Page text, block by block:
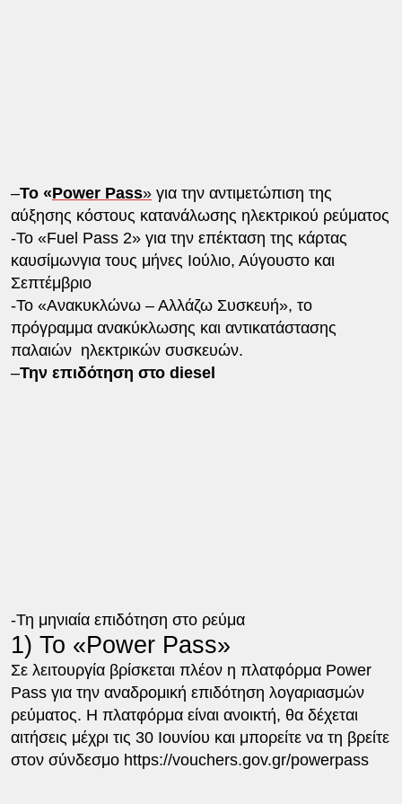
–Το «Power Pass»για την αντιμετώπιση της
αύξησης κόστους κατανάλωσης ηλεκτρικού ρεύματος
-Το «Fuel Pass 2» για την επέκταση της κάρτας
καυσίμωνγια τους μήνες Ιούλιο, Αύγουστο και
Σεπτέμβριο
-Το «Ανακυκλώνω – Αλλάζω Συσκευή», το
πρόγραμμα ανακύκλωσης και αντικατάστασης
παλαιών ηλεκτρικών συσκευών.
–Την επιδότηση στο diesel
-Τη μηνιαία επιδότηση στο ρεύμα
1) Το «Power Pass»
Σε λειτουργία βρίσκεται πλέον η πλατφόρμα Power
Pass για την αναδρομική επιδότηση λογαριασμών
ρεύματος. Η πλατφόρμα είναι ανοικτή, θα δέχεται
αιτήσεις μέχρι τις 30 Ιουνίου και μπορείτε να τη βρείτε
στον σύνδεσμο https://vouchers.gov.gr/powerpass